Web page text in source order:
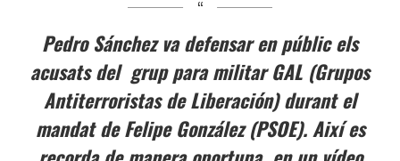
Pedro Sánchez va defensar en públic els
acusats del grup para militar GAL (Grupos
Antiterroristas de Liberación) durant el
mandat de Felipe González (PSOE). Així es